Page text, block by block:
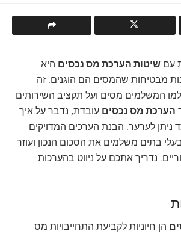
עם שיטות הערכת מס נכסים היא
מבטיחות שהמסים הם הוגנים. זה
המשלמים מסים ועל תקציב השירותים
הערכת מס נכסים עובדת, נדבר על איך
ניתן לערער. הבנת הערכים המדויקים
בתים משלמים את הסכום הנכון ועוזר
נדריך אתכם על ניווט בהערכות
הן חיוניות לקביעת התחייבויות מס